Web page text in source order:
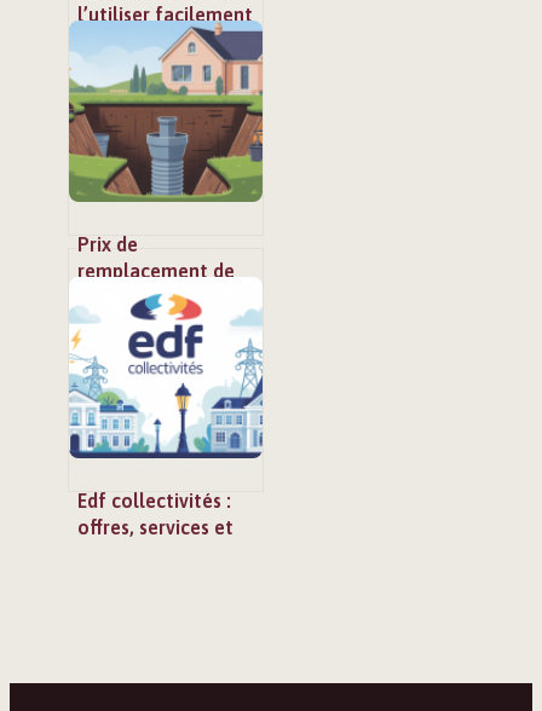
l’utiliser facilement
et sans gêne au
quotidien
Prix de
remplacement de
fosse septique :
budgets, aides et
choix malins
Edf collectivités :
offres, services et